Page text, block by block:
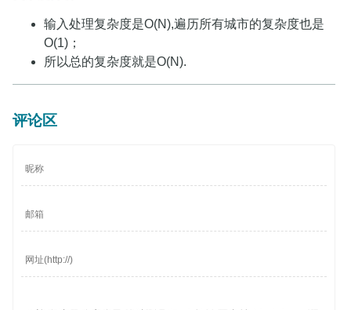
输入处理复杂度是O(N),遍历所有城市的复杂度也是
O(1)；
所以总的复杂度就是O(N).
评论区